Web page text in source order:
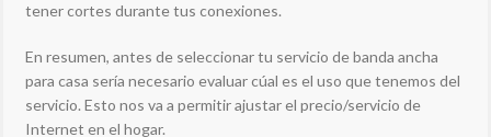
tener cortes durante tus conexiones.
En resumen, antes de seleccionar tu servicio de banda ancha
para casa sería necesario evaluar cúal es el uso que tenemos del
servicio. Esto nos va a permitir ajustar el precio/servicio de
Internet en el hogar.